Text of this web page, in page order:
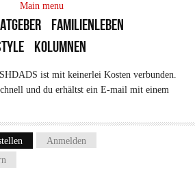
Main menu
FAMILIENLEBEN
KOLUMNEN
ist mit keinerlei Kosten verbunden.
und du erhältst ein E-mail mit einem
(aktiver Reiter)
Anmelden